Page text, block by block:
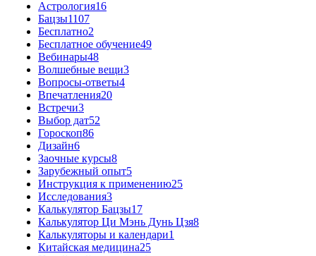
Астрология16
Бацзы1107
Бесплатно2
Бесплатное обучение49
Вебинары48
Волшебные вещи3
Вопросы-ответы4
Впечатления20
Встречи3
Выбор дат52
Гороскоп86
Дизайн6
Заочные курсы8
Зарубежный опыт5
Инструкция к применению25
Исследования3
Калькулятор Бацзы17
Калькулятор Ци Мэнь Дунь Цзя8
Калькуляторы и календари1
Китайская медицина25